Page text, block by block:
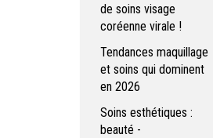
de soins visage
coréenne virale !
Tendances maquillage
et soins qui dominent
en 2026
Soins esthétiques :
beauté -